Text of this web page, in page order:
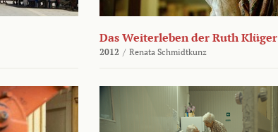
Das Weiterleben der Ruth Klüger
2012 / Renata Schmidtkunz